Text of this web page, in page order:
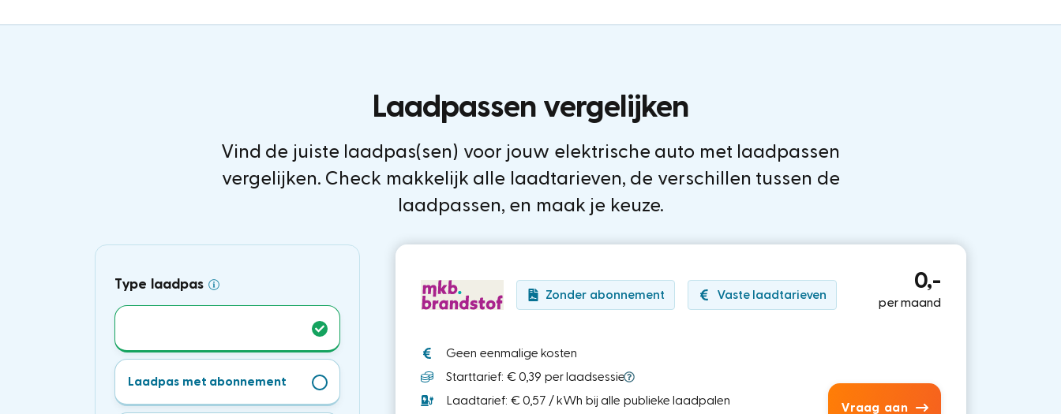
Laadpassen vergelijken
Vind de juiste laadpas(sen) voor jouw elektrische auto met laadpassen
vergelijken. Check makkelijk alle laadtarieven, de verschillen tussen de
laadpassen, en maak je keuze.
Type laadpas
Laadpas met abonnement
Zonder abonnement Vaste laadtarieven
0,-
per maand
Geen eenmalige kosten
Starttarief: € 0,39 per laadsessie
Laadtarief: € 0,57 / kWh bij alle publieke laadpalen
Vraag aan